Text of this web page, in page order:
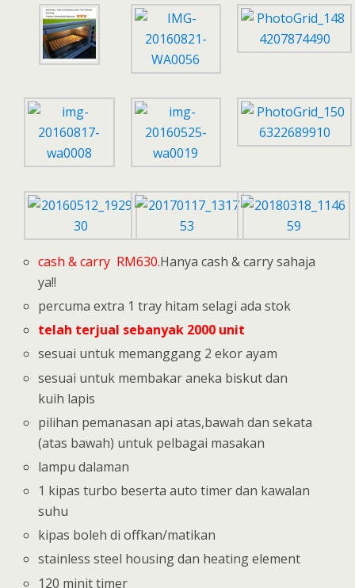
cash & carry RM630.Hanya cash & carry sahaja
ya!!
percuma extra 1 tray hitam selagi ada stok
telah terjual sebanyak 2000 unit
sesuai untuk memanggang 2 ekor ayam
sesuai untuk membakar aneka biskut dan
kuih lapis
pilihan pemanasan api atas,bawah dan sekata
(atas bawah) untuk pelbagai masakan
lampu dalaman
1 kipas turbo beserta auto timer dan kawalan
suhu
kipas boleh di offkan/matikan
stainless steel housing dan heating element
120 minit timer